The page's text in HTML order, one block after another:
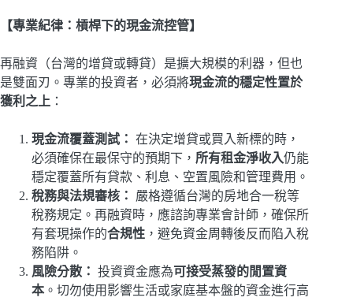
【專業紀律：槓桿下的現金流控管】
再融資（台灣的增貸或轉貸）是擴大規模的利器，但也
是雙面刃。專業的投資者，必須將現金流的穩定性置於
獲利之上 ：
現金流覆蓋測試： 在決定增貸或買入新標的時，
必須確保在最保守的預期下， 所有租金淨收入仍能
穩定覆蓋所有貸款、利息、空置風險和管理費用。
稅務與法規審核：
嚴格遵循台灣的房地合一稅等
稅務規定。再融資時，應諮詢專業會計師，確保所
有套現操作的合規性 ，避免資金周轉後反而陷入稅
務陷阱。
風險分散： 投資資金應為可接受蒸發的閒置資
本 。切勿使用影響生活或家庭基本盤的資金進行高